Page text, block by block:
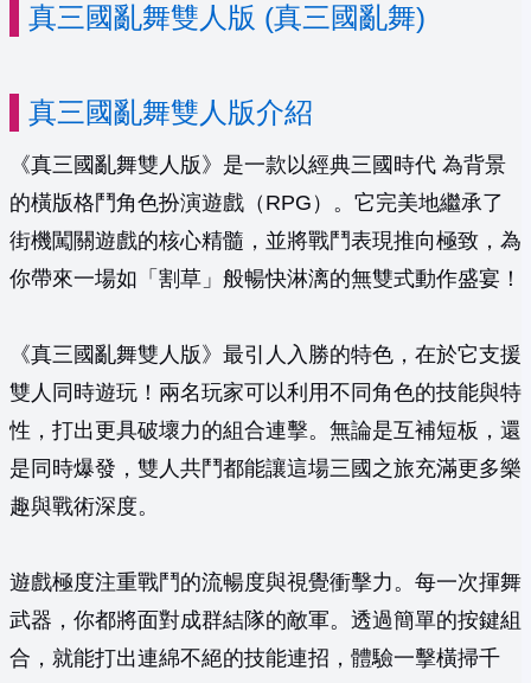
真三國亂舞雙人版 (真三國亂舞)
真三國亂舞雙人版介紹
《真三國亂舞雙人版》是一款以經典三國時代 為背景
的橫版格鬥角色扮演遊戲（RPG）。它完美地繼承了
街機闖關遊戲的核心精髓，並將戰鬥表現推向極致，為
你帶來一場如「割草」般暢快淋漓的無雙式動作盛宴！
《真三國亂舞雙人版》最引人入勝的特色，在於它支援
雙人同時遊玩！兩名玩家可以利用不同角色的技能與特
性，打出更具破壞力的組合連擊。無論是互補短板，還
是同時爆發，雙人共鬥都能讓這場三國之旅充滿更多樂
趣與戰術深度。
遊戲極度注重戰鬥的流暢度與視覺衝擊力。每一次揮舞
武器，你都將面對成群結隊的敵軍。透過簡單的按鍵組
合，就能打出連綿不絕的技能連招，體驗一擊橫掃千